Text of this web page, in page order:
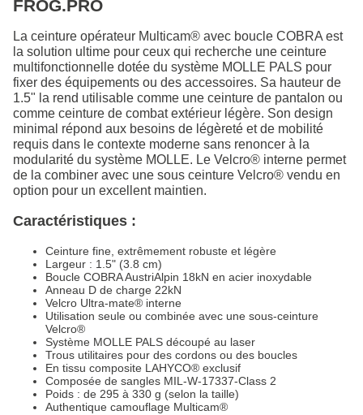
FROG.PRO
La ceinture opérateur Multicam® avec boucle COBRA est
la solution ultime pour ceux qui recherche une ceinture
multifonctionnelle dotée du système MOLLE PALS pour
fixer des équipements ou des accessoires. Sa hauteur de
1.5" la rend utilisable comme une ceinture de pantalon ou
comme ceinture de combat extérieur légère. Son design
minimal répond aux besoins de légèreté et de mobilité
requis dans le contexte moderne sans renoncer à la
modularité du système MOLLE. Le Velcro® interne permet
de la combiner avec une sous ceinture Velcro® vendu en
option pour un excellent maintien.
Caractéristiques :
Ceinture fine, extrêmement robuste et légère
Largeur : 1.5" (3.8 cm)
Boucle COBRA AustriAlpin 18kN en acier inoxydable
Anneau D de charge 22kN
Velcro Ultra-mate® interne
Utilisation seule ou combinée avec une sous-ceinture
Velcro®
Système MOLLE PALS découpé au laser
Trous utilitaires pour des cordons ou des boucles
En tissu composite LAHYCO® exclusif
Composée de sangles MIL-W-17337-Class 2
Poids : de 295 à 330 g (selon la taille)
Authentique camouflage Multicam®